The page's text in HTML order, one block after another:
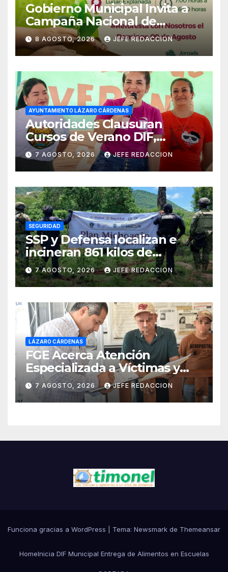
Gobierno Municipal Invita a
Campaña Nacional de
Reforestación
8 AGOSTO, 2026 JEFE REDACCION
AYUNTAMIENTO LÁZARO CÁRDENAS
Autoridades Clausuran
Cursos de Verano DIF,
Seguridad Pública y Casa de
Cultura 2026
7 AGOSTO, 2026 JEFE REDACCION
SEGURIDAD
SSP y Defensa localizan e
incineran 861 kilos de
marihuana en Huetamo
7 AGOSTO, 2026 JEFE REDACCION
LÁZARO CÁRDENAS
FGE Acerca Atención
Especializada a Víctimas y
Ciudadanía de Coalcomán
7 AGOSTO, 2026 JEFE REDACCION
Funciona gracias a WordPress Tema: Newsmark de Themeansar
HomeInicia DIF Municipal Entrega de Alimentos en Escuelas